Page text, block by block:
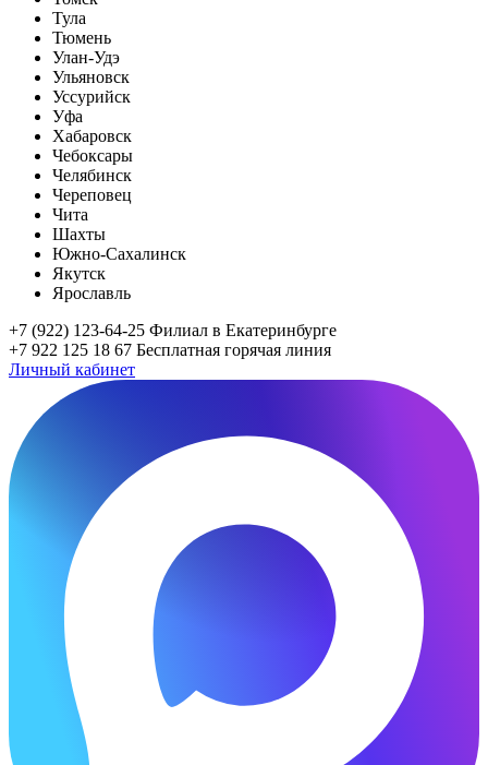
Тула
Тюмень
Улан-Удэ
Ульяновск
Уссурийск
Уфа
Хабаровск
Чебоксары
Челябинск
Череповец
Чита
Шахты
Южно-Сахалинск
Якутск
Ярославль
+7 (922) 123-64-25 Филиал в Екатеринбурге
+7 922 125 18 67 Бесплатная горячая линия
Личный кабинет